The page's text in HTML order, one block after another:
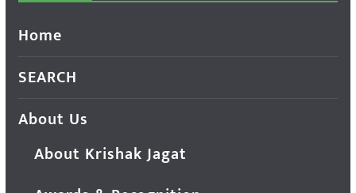
Home
SEARCH
About Us
About Krishak Jagat